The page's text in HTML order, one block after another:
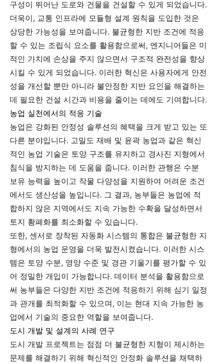
구성이 뛰어난 도로와 건물을 건설할 수 있게 되었습니다.
더욱이, 교통 인프라에 모듈형 설계 원칙을 도입한 것은
상당한 가능성을 보여줍니다. 불균형한 지반 조건에 적응
할 수 있는 조립식 요소를 활용함으로써, 엔지니어들은 미
적인 가치에 손상을 주지 않으면서 구조적 완전성을 향상
시킬 수 있게 되었습니다. 이러한 혁신은 사용자에게 안전
성을 개선할 뿐만 아니라 불안정한 지반 요인을 해결하는
데 필요한 건설 시간과 비용을 줄이는 데에도 기여합니다.
농업 실천에서의 적응 기술
농업은 강화된 안정성 솔루션의 혜택을 크게 받고 있는 또
다른 분야입니다. 고밀도 재배 및 윤곽 농업과 같은 혁신
적인 농업 기술은 토양 구조를 유지하고 경사진 지형에서
침식을 방지하는 데 도움을 줍니다. 이러한 관행은 수분
보유 능력을 높이고 작물 다양성을 지원하여 어려운 조건
에서도 생산성을 높입니다. 그 결과, 농부들은 농업에 적
합하지 않은 지역에서도 지속 가능한 수확을 달성하면서
토지 황폐화를 최소화할 수 있습니다.
또한, 센서로 장착된 자동화 시스템의 통합은 불균형한 지
형에서의 농업 운영을 더욱 발전시켰습니다. 이러한 시스
템은 토양 수분, 영양 수준 및 경관 기울기를 평가할 수 있
어 정밀한 개입이 가능합니다. 데이터 분석을 활용함으로
써 농부들은 다양한 지반 조건에 적응하기 위해 심기 일정
과 관개를 최적화할 수 있으며, 이는 현대 지속 가능한 농
업에서 기술의 중요한 역할을 보여줍니다.
도시 개발 및 설계의 사례 연구
도시 개발 프로젝트는 점점 더 불균형한 지형이 제시하는
문제를 해결하기 위해 혁신적인 안정화 솔루션을 채택하